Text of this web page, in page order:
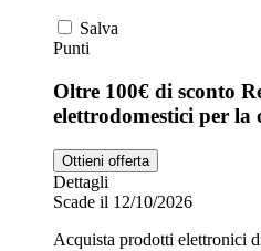
Salva
Punti
Oltre 100€ di sconto
elettrodomestici per la
Ottieni offerta
Dettagli
Scade il 12/10/2026
Acquista prodotti elettronici